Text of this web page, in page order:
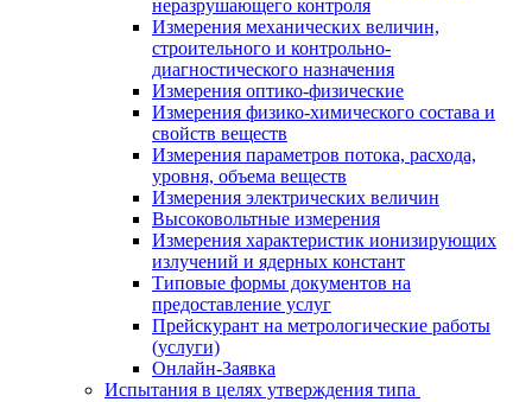
неразрушающего контроля
Измерения механических величин,
строительного и контрольно-
диагностического назначения
Измерения оптико-физические
Измерения физико-химического состава и
свойств веществ
Измерения параметров потока, расхода,
уровня, объема веществ
Измерения электрических величин
Высоковольтные измерения
Измерения характеристик ионизирующих
излучений и ядерных констант
Типовые формы документов на
предоставление услуг
Прейскурант на метрологические работы
(услуги)
Онлайн-Заявка
Испытания в целях утверждения типа